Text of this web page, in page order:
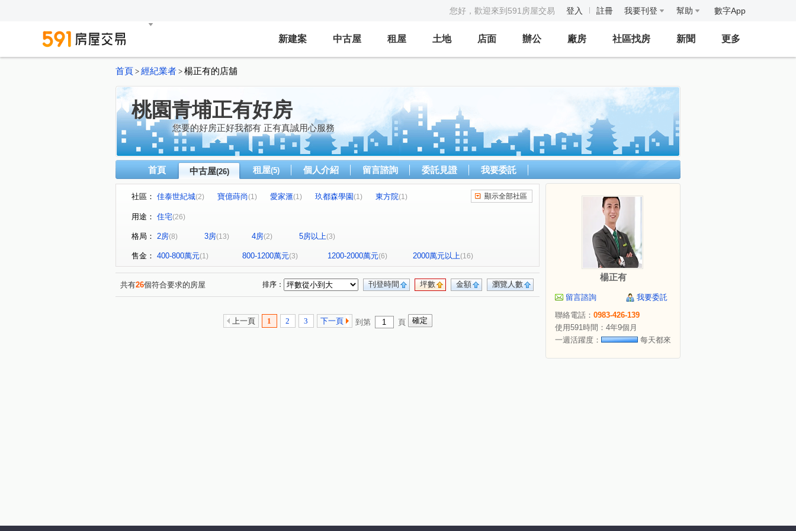
您好，歡迎來到591房屋交易 登入 註冊 我要刊登 幫助 數字App
新建案 中古屋 租屋 土地 店面 辦公 廠房 社區找房 新聞 更多
首頁 > 經紀業者 > 楊正有的店舖
桃園青埔正有好房
您要的好房正好我都有 正有真誠用心服務
首頁 中古屋(26) 租屋(5) 個人介紹 留言諮詢 委託見證 我要委託
社區： 佳泰世紀城(2) 寶億蒔尚(1) 愛家滙(1) 玖都森學園(1) 東方院(1)
威泰錢都十一期
協勝雙子城 青墨集 宜雄大名鑄(1) 宜誠有合
新大南青山(1) The Aries 牡羊座-華廈區 樟樹一路(1) 十興路
領航北路四段(1) 寶樹路(1) 忠孝一路(1) 領航北路二段(1) 南勢四街(1)
自立一街(1) 南園二路(1) 領航南路二段(1) 青溪路一段 (1)
壯五路(1) 高鐵南路二段(1) 領航北路一段(1) 正康一街(1) 領航南路一段(2)
顯示全部社區
用途： 住宅(26)
格局： 2房(8) 3房(13) 4房(2) 5房以上(3)
售金： 400-800萬元(1) 800-1200萬元(3) 1200-2000萬元(6) 2000萬元以上(16)
共有26個符合要求的房屋 瀏覽人數
金額
坪數
刊登時間
排序：
上一頁 1 2 3 下一頁 到第 頁
楊正有
留言諮詢
我要委託
聯絡電話： 0983-426-139
使用591時間：4年9個月
一週活躍度：
每天都來